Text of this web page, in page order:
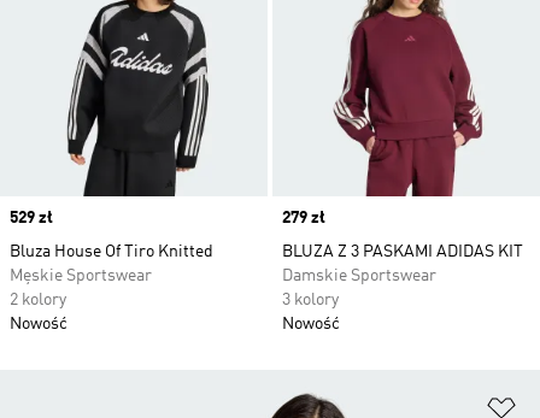
Price
529 zł
Bluza House Of Tiro Knitted
Męskie Sportswear
2 kolory
Nowość
Price
279 zł
BLUZA Z 3 PASKAMI ADIDAS KIT
Damskie Sportswear
3 kolory
Nowość